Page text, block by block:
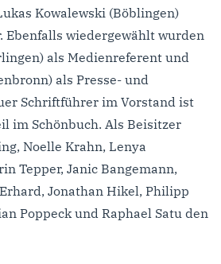
Kowalewski (Böblingen)
Ebenfalls wiedergewählt wurden
als Medienreferent und
als Presse- und
Schriftführer im Vorstand ist
im Schönbuch. Als Beisitzer
Noelle Krahn, Lenya
Tepper, Janic Bangemann,
Jonathan Hikel, Philipp
Poppeck und Raphael Satu den